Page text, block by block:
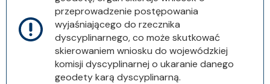
przeprowadzenie postępowania
wyjaśniającego do rzecznika
dyscyplinarnego, co może skutkować
skierowaniem wniosku do wojewódzkiej
komisji dyscyplinarnej o ukaranie danego
geodety karą dyscyplinarną.